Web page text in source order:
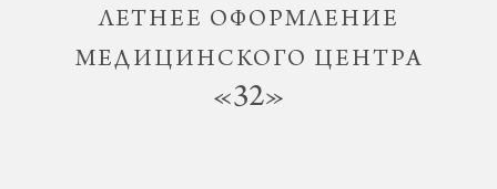
ЛЕТНЕЕ ОФОРМЛЕНИЕ
МЕДИЦИНСКОГО ЦЕНТРА
«32»